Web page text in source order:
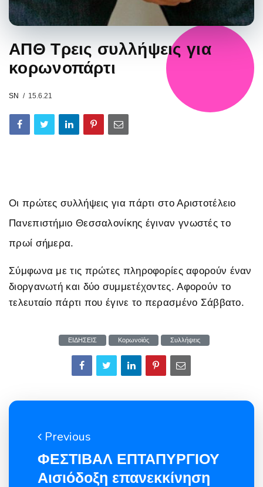
ΑΠΘ Tρεις συλλήψεις για
κορωνοπάρτι
SN 15.6.21
Οι πρώτες συλλήψεις για πάρτι στο Αριστοτέλειο
Πανεπιστήμιο Θεσσαλονίκης έγιναν γνωστές το
πρωί σήμερα.
Σύμφωνα με τις πρώτες πληροφορίες αφορούν έναν
διοργανωτή και δύο συμμετέχοντες. Αφορούν το
τελευταίο πάρτι που έγινε το περασμένο Σάββατο.
ΕΙΔΗΣΕΙΣ Κορωνοϊός Συλλήψεις
Previous
ΦΕΣΤΙΒΑΛ ΕΠΤΑΠΥΡΓΙΟΥ
Αισιόδοξη επανεκκίνηση